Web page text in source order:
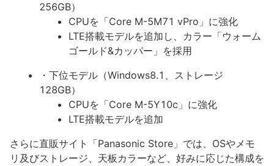
256GB）
CPUを「Core M-5M71 vPro」に強化
LTE搭載モデルを追加し、カラー「ウォーム
ゴールド&カッパー」を採用
・下位モデル（Windows8.1、ストレージ
128GB）
CPUを「Core M-5Y10c」に強化
LTE搭載モデルを追加
さらに直販サイト「Panasonic Store」では、OSやメモ
リ及びストレージ、天板カラーなど、好みに応じた構成を